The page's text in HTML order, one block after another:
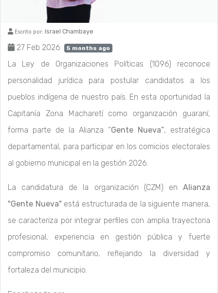
Escrito por: Israel Chambaye
27 Feb 2026 5 months ago
La Ley de Organizaciones Políticas (1096) reconoce
personalidad jurídica para postular candidatos a los
pueblos indígena de nuestro país. En esta oportunidad la
Capitanía Zona Macharetí como organización guaraní,
forma parte de la Alianza “Gente Nueva”, estratégica
departamental, para participar en los comicios electorales
al gobierno municipal en la gestión 2026.
La candidatura de la organización (CZM) en Alianza
"Gente Nueva" está estructurada de la siguiente manera,
se caracteriza por integrar perfiles con amplia trayectoria
profesional, experiencia en gestión pública y fuerte
compromiso comunitario, reflejando la diversidad y
fortaleza del municipio.